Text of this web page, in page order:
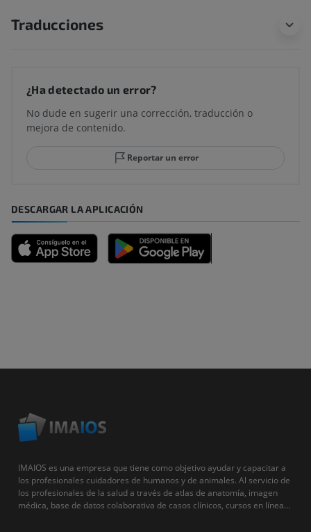
Traducciones
¿Ha detectado un error?
No dude en sugerir una corrección, traducción o
mejora de contenido.
Reportar un error
DESCARGAR LA APLICACIÓN
IMAIOS es una empresa que tiene como objetivo ayudar y capacitar a
los profesionales cuidadores de humanos y de animales. Al servicio de
los profesionales de la salud a través de atlas de anatomía, imagen
médica, base de datos colaborativa de casos clínicos, cursos en línea...